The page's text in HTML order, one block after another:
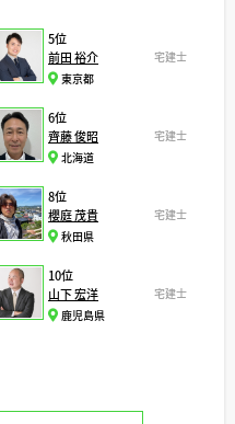
5位
前田 裕介
宅建士
東京都
6位
齊藤 俊昭
宅建士
北海道
8位
櫻庭 茂貴
宅建士
秋田県
10位
山下 宏洋
宅建士
鹿児島県